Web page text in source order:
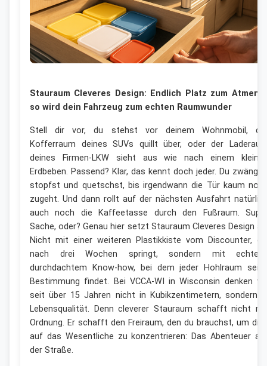
Stauraum Cleveres Design: Endlich Platz zum Atmen
so wird dein Fahrzeug zum echten Raumwunder
Stell dir vor, du stehst vor deinem Wohnmobil,
Kofferraum deines SUVs quillt über, oder der
deines Firmen-LKW sieht aus wie nach einem
Erdbeben. Passend? Klar, das kennt doch jeder. Du
stopfst und quetschst, bis irgendwann die Tür kaum
zugeht. Und dann rollt auf der nächsten Ausfahrt
auch noch die Kaffeetasse durch den Fußraum.
Sache, oder? Genau hier setzt Stauraum Cleveres Design
Nicht mit einer weiteren Plastikkiste vom Discounter,
nach drei Wochen springt, sondern mit
durchdachtem Know-how, bei dem jeder Hohlraum
Bestimmung findet. Bei VCCA-WI in Wisconsin denken
seit über 15 Jahren nicht in Kubikzentimetern, sondern
Lebensqualität. Denn cleverer Stauraum schafft nicht
Ordnung. Er schafft den Freiraum, den du brauchst, um
auf das Wesentliche zu konzentrieren: Das Abenteuer
der Straße.